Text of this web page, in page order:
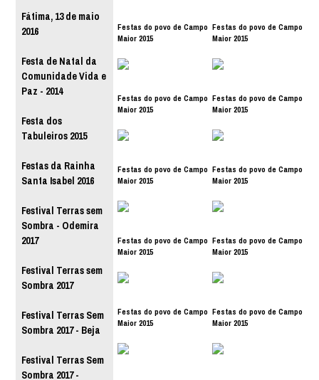
Fátima, 13 de maio
2016
Festa de Natal da
Comunidade Vida e
Paz - 2014
Festa dos
Tabuleiros 2015
Festas da Rainha
Santa Isabel 2016
Festival Terras sem
Sombra - Odemira
2017
Festival Terras sem
Sombra 2017
Festival Terras Sem
Sombra 2017 - Beja
Festival Terras Sem
Sombra 2017 -
Festas do povo de Campo
Maior 2015
Festas do povo de Campo
Maior 2015
Festas do povo de Campo
Maior 2015
Festas do povo de Campo
Maior 2015
Festas do povo de Campo
Maior 2015
Festas do povo de Campo
Maior 2015
Festas do povo de Campo
Maior 2015
Festas do povo de Campo
Maior 2015
Festas do povo de Campo
Maior 2015
Festas do povo de Campo
Maior 2015